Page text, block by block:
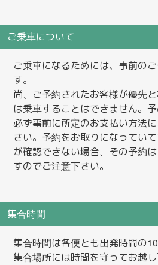
ご乗車について
ご乗車になるためには、事前の
す。
尚、ご予約されたお客様が優先
は乗車することはできません。予
必ず事前に所定のお支払い方法
さい。予約をお取りになってい
が確認できない場合、その予約
すのでご注意下さい。
集合時間
集合時間は各便とも出発時間の
集合場所には時間を守ってお越